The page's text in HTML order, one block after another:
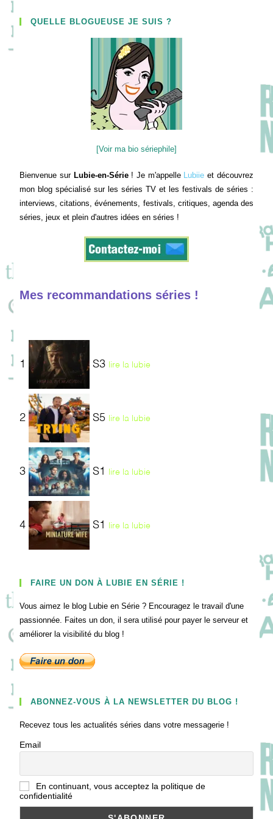
QUELLE BLOGUEUSE JE SUIS ?
[Voir ma bio sériephile]
Bienvenue sur Lubie-en-Série! Je m'appelle Lubiie et découvrez
mon blog spécialisé sur les séries TV et les festivals de séries :
interviews, citations, événements, festivals, critiques, agenda des
séries, jeux et plein d'autres idées en séries !
Mes recommandations séries !
1 S3 lire la lubie
2 S5 lire la lubie
3 S1 lire la lubie
4 S1 lire la lubie
FAIRE UN DON À LUBIE EN SÉRIE !
Vous aimez le blog Lubie en Série ? Encouragez le travail d'une
passionnée. Faites un don, il sera utilisé pour payer le serveur et
améliorer la visibilité du blog !
ABONNEZ-VOUS À LA NEWSLETTER DU BLOG !
Recevez tous les actualités séries dans votre messagerie !
Email
En continuant, vous acceptez la politique de
confidentialité